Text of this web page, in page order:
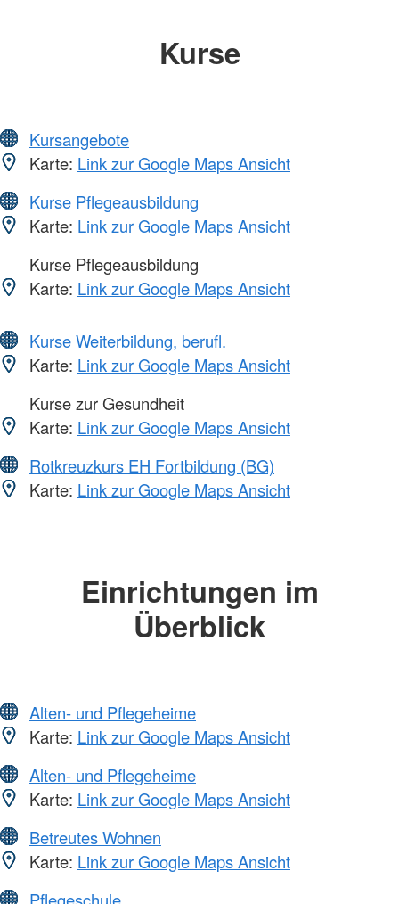
Kurse
Kursangebote
Karte: Link zur Google Maps Ansicht
Kurse Pflegeausbildung
Karte: Link zur Google Maps Ansicht
Kurse Pflegeausbildung
Karte: Link zur Google Maps Ansicht
Kurse Weiterbildung, berufl.
Karte: Link zur Google Maps Ansicht
Kurse zur Gesundheit
Karte: Link zur Google Maps Ansicht
Rotkreuzkurs EH Fortbildung (BG)
Karte: Link zur Google Maps Ansicht
Einrichtungen im
Überblick
Alten- und Pflegeheime
Karte: Link zur Google Maps Ansicht
Alten- und Pflegeheime
Karte: Link zur Google Maps Ansicht
Betreutes Wohnen
Karte: Link zur Google Maps Ansicht
Pflegeschule